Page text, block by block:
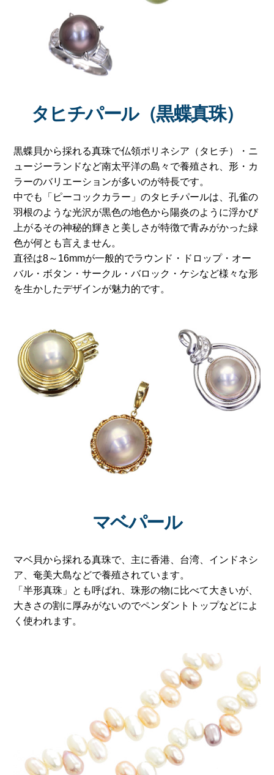
タヒチパール（黒蝶真珠）
黒蝶貝から採れる真珠で仏領ポリネシア（タヒチ）・ニ
ュージーランドなど南太平洋の島々で養殖され、形・カ
ラーのバリエーションが多いのが特長です。
中でも「ピーコックカラー」のタヒチパールは、孔雀の
羽根のような光沢が黒色の地色から陽炎のように浮かび
上がるその神秘的輝きと美しさが特徴で青みがかった緑
色が何とも言えません。
直径は8～16mmが一般的でラウンド・ドロップ・オー
バル・ボタン・サークル・バロック・ケシなど様々な形
を生かしたデザインが魅力的です。
マベパール
マベ貝から採れる真珠で、主に香港、台湾、インドネシ
ア、奄美大島などで養殖されています。
「半形真珠」とも呼ばれ、珠形の物に比べて大きいが、
大きさの割に厚みがないのでペンダントトップなどによ
く使われます。